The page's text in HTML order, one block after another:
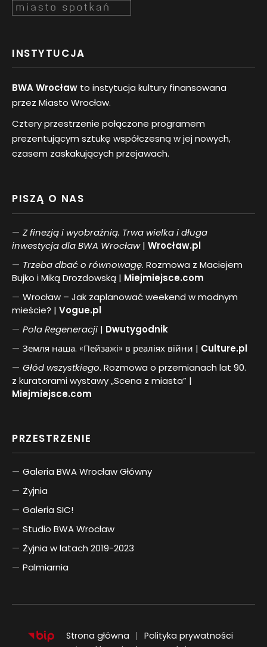
INSTYTUCJA
BWA Wrocław to instytucja kultury finansowana
przez Miasto Wrocław.
Cztery przestrzenie połączone programem
prezentującym sztukę współczesną w jej nowych,
czasem zaskakujących przejawach.
PISZĄ O NAS
Z finezją i wyobraźnią. Trwa wielka i długa
inwestycja dla BWA Wrocław| Wrocław.pl
Trzeba dbać o równowagę. Rozmowa z Maciejem
Bujko i Miką Drozdowską | Miejmiejsce.com
Wrocław – Jak zaplanować weekend w modnym
mieście? | Vogue.pl
PolaRegeneracji | Dwutygodnik
Земля наша. «Пейзажі» в реаліях війни | Culture.pl
Głód wszystkiego. Rozmowa o przemianach lat 90.
z kuratorami wystawy „Scena z miasta” |
Miejmiejsce.com
PRZESTRZENIE
Galeria BWA Wrocław Główny
Żyjnia
Galeria SIC!
Studio BWA Wrocław
Żyjnia w latach 2019-2023
Palmiarnia
Strona główna
Polityka prywatności